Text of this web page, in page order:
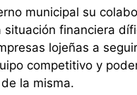
municipal su
financiera
lojeñas a
competitivo y
la misma.